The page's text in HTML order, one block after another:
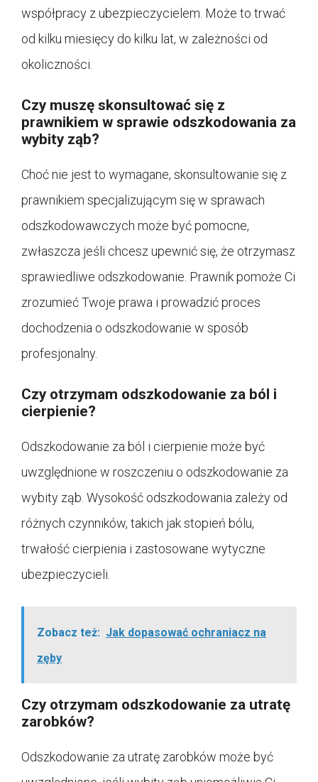
współpracy z ubezpieczycielem. Może to trwać
od kilku miesięcy do kilku lat, w zależności od
okoliczności.
Czy muszę skonsultować się z
prawnikiem w sprawie odszkodowania za
wybity ząb?
Choć nie jest to wymagane, skonsultowanie się z
prawnikiem specjalizującym się w sprawach
odszkodowawczych może być pomocne,
zwłaszcza jeśli chcesz upewnić się, że otrzymasz
sprawiedliwe odszkodowanie. Prawnik pomoże Ci
zrozumieć Twoje prawa i prowadzić proces
dochodzenia o odszkodowanie w sposób
profesjonalny.
Czy otrzymam odszkodowanie za ból i
cierpienie?
Odszkodowanie za ból i cierpienie może być
uwzględnione w roszczeniu o odszkodowanie za
wybity ząb. Wysokość odszkodowania zależy od
różnych czynników, takich jak stopień bólu,
trwałość cierpienia i zastosowane wytyczne
ubezpieczycieli.
Zobacz też: Jak dopasować ochraniacz na
zęby
Czy otrzymam odszkodowanie za utratę
zarobków?
Odszkodowanie za utratę zarobków może być